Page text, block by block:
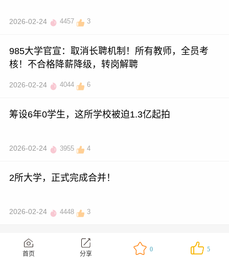
2026-02-24 4457 3
985大学官宣：取消长聘机制！所有教师，全员考
核！不合格降薪降级，转岗解聘
2026-02-24 4044 6
筹设6年0学生，这所学校被迫1.3亿起拍
2026-02-24 3955 4
2所大学，正式完成合并！
2026-02-24 4448 3
首页 分享
0 5